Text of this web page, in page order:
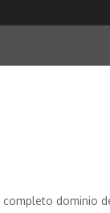
dominio